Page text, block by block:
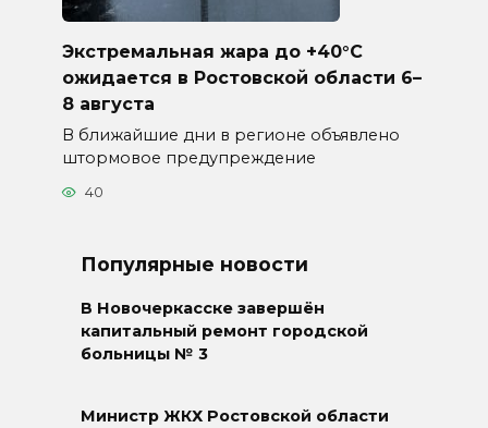
Экстремальная жара до +40°C
ожидается в Ростовской области 6–
8 августа
В ближайшие дни в регионе объявлено
штормовое предупреждение
40
Популярные новости
В Новочеркасске завершён
капитальный ремонт городской
больницы № 3
Министр ЖКХ Ростовской области